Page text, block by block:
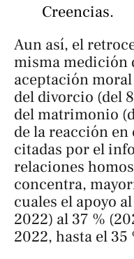
Creencias.
Aun así, el
misma medición
aceptación
del divorcio (del
del matrimonio
de la reacción en
citadas por el
relaciones
concentra,
cuales el apoyo
2022) al 37 %
2022, hasta el 35